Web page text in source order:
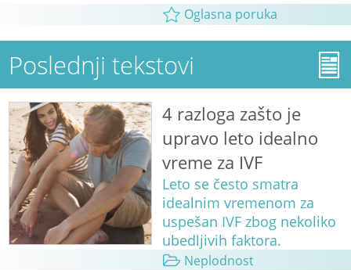
Oglasna poruka
Poslednji tekstovi
4 razloga zašto je
upravo leto idealno
vreme za IVF
Leto se često smatra
idealnim vremenom za
uspešan IVF zbog nekoliko
ubedljivih faktora.
Neplodnost